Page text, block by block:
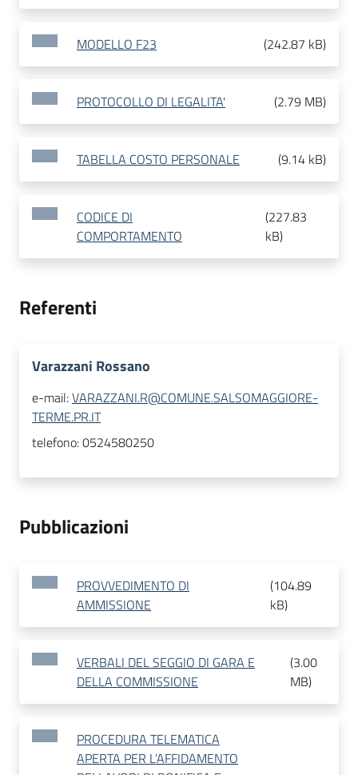
MODELLO F23 (242.87 kB)
PROTOCOLLO DI LEGALITA' (2.79 MB)
TABELLA COSTO PERSONALE (9.14 kB)
CODICE DI
COMPORTAMENTO
(227.83
kB)
Referenti
Varazzani Rossano
e-mail:VARAZZANI.R@COMUNE.SALSOMAGGIORE-
TERME.PR.IT
telefono:0524580250
Pubblicazioni
PROVVEDIMENTO DI
AMMISSIONE
(104.89
kB)
VERBALI DEL SEGGIO DI GARA E
DELLA COMMISSIONE
(3.00
MB)
PROCEDURA TELEMATICA
APERTA PER L’AFFIDAMENTO